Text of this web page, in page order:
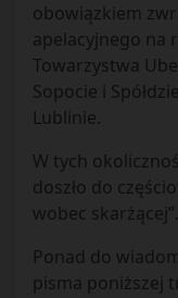
obowiązkiem
apelacyjnego na
Towarzystwa
Sopocie i
Lublinie.
W tych
doszło do
wobec skarżącej”.
Ponad do
pisma poniższej